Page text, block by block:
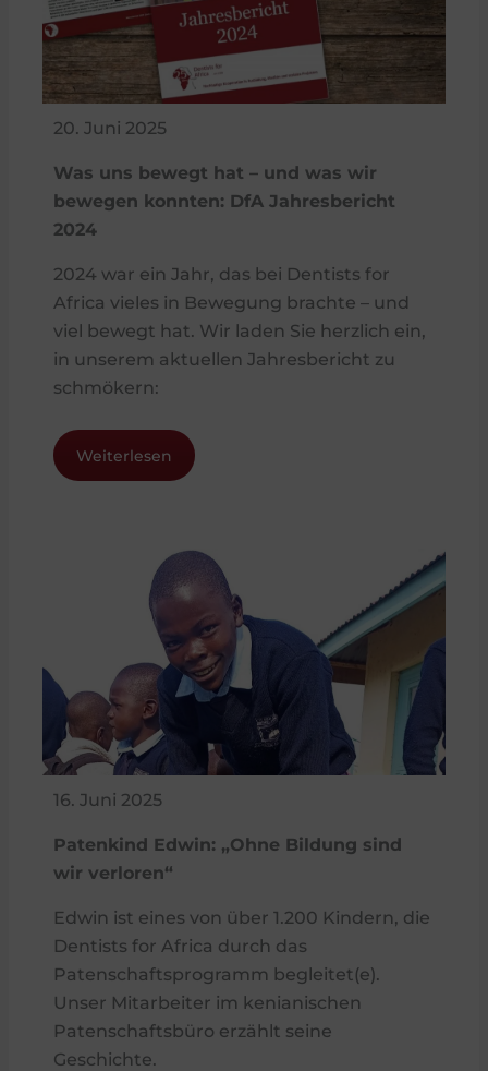
20. Juni 2025
Was uns bewegt hat – und was wir
bewegen konnten: DfA Jahresbericht
2024
2024 war ein Jahr, das bei Dentists for
Africa vieles in Bewegung brachte – und
viel bewegt hat. Wir laden Sie herzlich ein,
in unserem aktuellen Jahresbericht zu
schmökern:
Weiterlesen
16. Juni 2025
Patenkind Edwin: „Ohne Bildung sind
wir verloren“
Edwin ist eines von über 1.200 Kindern, die
Dentists for Africa durch das
Patenschaftsprogramm begleitet(e).
Unser Mitarbeiter im kenianischen
Patenschaftsbüro erzählt seine
Geschichte.